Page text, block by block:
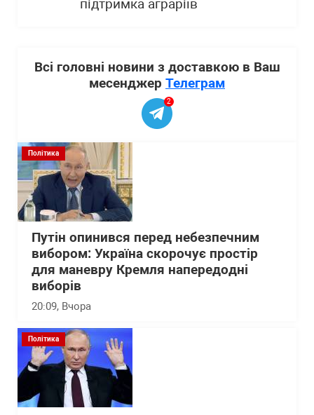
підтримка аграріїв
Всі головні новини з доставкою в Ваш
месенджер Телеграм
2
Політика
Путін опинився перед небезпечним
вибором: Україна скорочує простір
для маневру Кремля напередодні
виборів
20:09, Вчора
Політика